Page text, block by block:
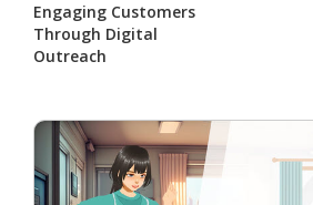
Engaging Customers
Through Digital
Outreach